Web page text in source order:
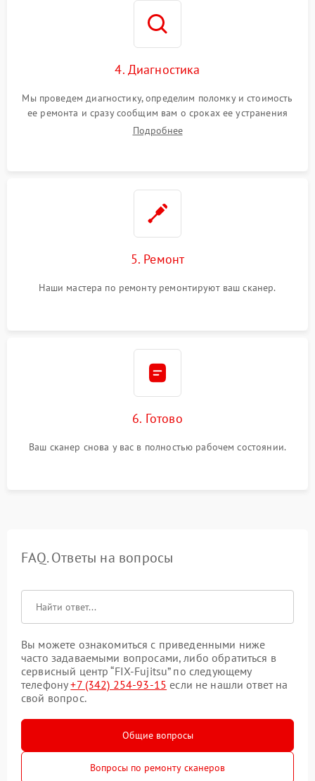
4. Диагностика
Мы проведем диагностику, определим поломку и стоимость
ее ремонта и сразу сообщим вам о сроках ее устранения
Подробнее
5. Ремонт
Наши мастера по ремонту ремонтируют ваш сканер.
6. Готово
Ваш сканер снова у вас в полностью рабочем состоянии.
FAQ. Ответы на вопросы
Вы можете ознакомиться с приведенными ниже
часто задаваемыми вопросами, либо обратиться в
сервисный центр “FIX-Fujitsu” по следующему
телефону+7 (342) 254-93-15 если не нашли ответ на
свой вопрос.
Общие вопросы
Вопросы по ремонту сканеров